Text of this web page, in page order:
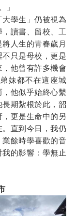
」
學生」仍被視為
讀書、留校、工
人生的青春歲月
只是母校，更是
他曾有許多機會
妹都不在這座城
他似乎始終心繫
期紮根於此，韶
更是生命中的另
直到今日，我仍
餘時學喜歡的音
的影響：學無止